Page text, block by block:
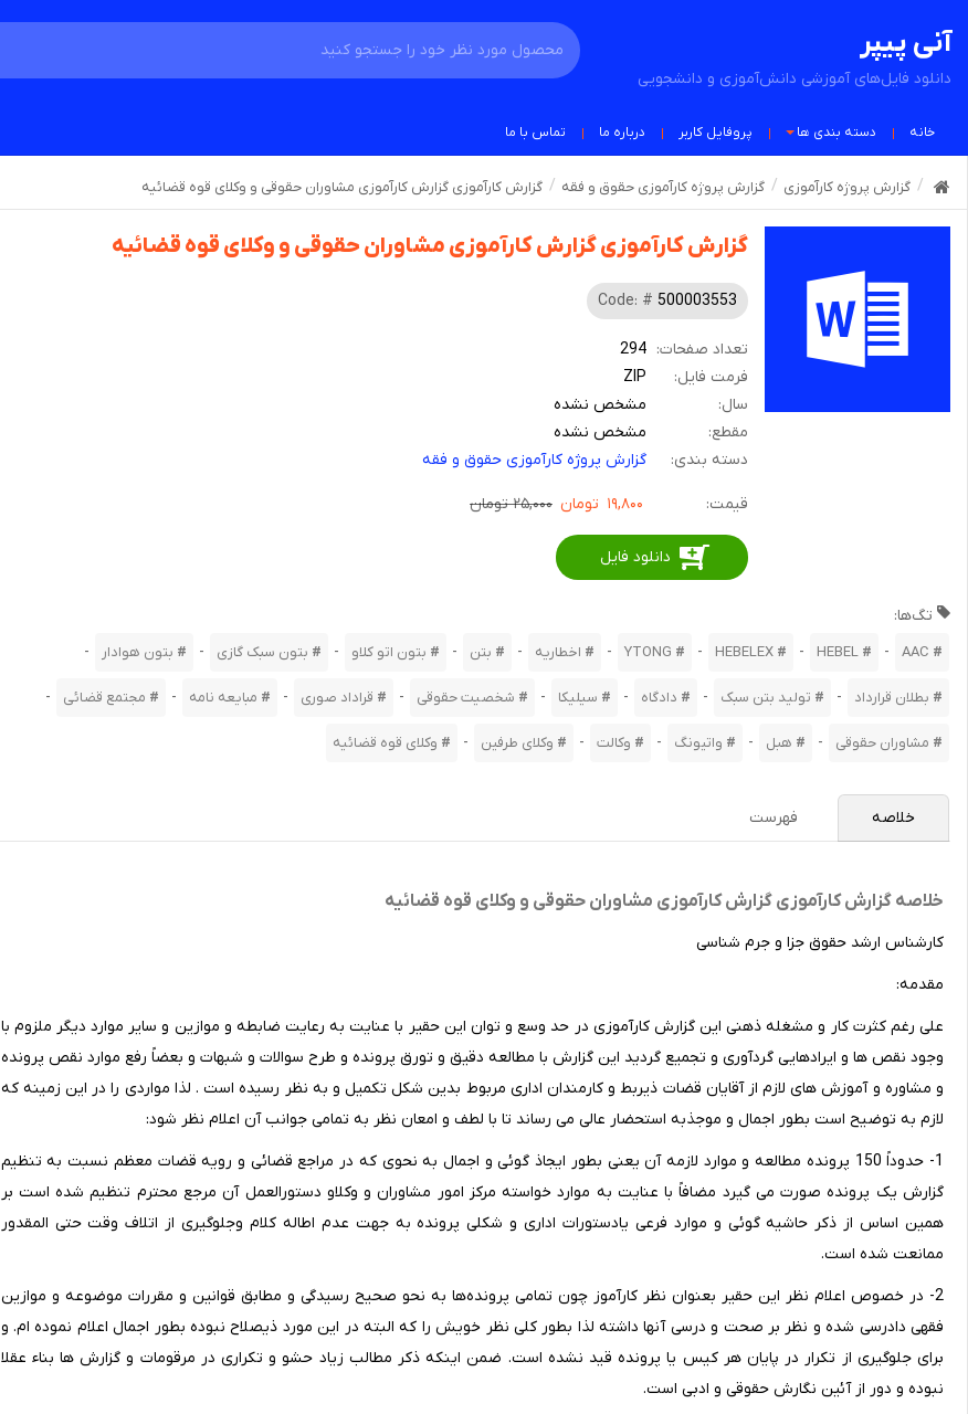
آنی پیپر
دانلود فایل‌های آموزشی دانش‌آموزی و دانشجویی
خانه دسته بندی ها پروفایل کاربر درباره ما تماس با ما
گزارش پروژه کارآموزی گزارش پروژه کارآموزی حقوق و فقه گزارش کارآموزی گزارش کارآموزی مشاوران حقوقی و وکلای قوه قضائیه
گزارش کارآموزی گزارش کارآموزی مشاوران حقوقی و وکلای قوه قضائیه
Code: # 500003553
تعداد صفحات: 294
فرمت فایل:
ZIP
سال:
مشخص نشده
مقطع:
مشخص نشده
دسته بندی:
گزارش پروژه کارآموزی حقوق و فقه
قیمت: ۱۹,۸۰۰ تومان ۲۵,۰۰۰ تومان
دانلود فایل
تگ‌ها:
AAC
-
HEBEL
-
HEBELEX
-
YTONG
- اخطاریه - بتن - بتون اتو کلاو - بتون سبک گازی - بتون هوادار -
بطلان قرارداد - تولید بتن سبک - دادگاه - سیلیکا - شخصیت حقوقی - قراداد صوری - مبایعه نامه - مجتمع قضائی -
مشاوران حقوقی - هبل - واتیونگ - وکالت - وکلای طرفین - وکلای قوه قضائیه
خلاصه فهرست
خلاصه گزارش کارآموزی گزارش کارآموزی مشاوران حقوقی و وکلای قوه قضائیه
کارشناس ارشد حقوق جزا و جرم شناسی
مقدمه:
علی رغم کثرت کار و مشغله ذهنی این گزارش کارآموزی در حد وسع و توان این حقیر با عنایت به رعایت ضابطه و موازین و سایر موارد دیگر ملزوم با
وجود نقص ها و ایرادهایی گردآوری و تجمیع گردید این گزارش با مطالعه دقیق و تورق پرونده و طرح سوالات و شبهات و بعضاً رفع موارد نقص پرونده
و مشاوره و آموزش های لازم از آقایان قضات ذیربط و کارمندان اداری مربوط بدین شکل تکمیل و به نظر رسیده است . لذا مواردی را در این زمینه که
لازم به توضیح است بطور اجمال و موجذبه استحضار عالی می رساند تا با لطف و امعان نظر به تمامی جوانب آن اعلام نظر شود:
1- حدوداً 150 پرونده مطالعه و موارد لازمه آن یعنی بطور ایجاذ گوئی و اجمال به نحوی که در مراجع قضائی و رویه قضات معظم نسبت به تنظیم
گزارش یک پرونده صورت می گیرد مضافاً با عنایت به موارد خواسته مرکز امور مشاوران و وکلاو دستورالعمل آن مرجع محترم تنظیم شده است بر
همین اساس از ذکر حاشیه گوئی و موارد فرعی یادستورات اداری و شکلی پرونده به جهت عدم اطاله کلام وجلوگیری از اتلاف وقت حتی المقدور
ممانعت شده است.
2- در خصوص اعلام نظر این حقیر بعنوان نظر کارآموز چون تمامی پرونده‌ها به نحو صحیح رسیدگی و مطابق قوانین و مقررات موضوعه و موازین
فقهی دادرسی شده و نظر بر صحت و درسی آنها داشته لذا بطور کلی نظر خویش را که البته در این مورد ذیصلاح نبوده بطور اجمال اعلام نموده ام. و
برای جلوگیری از تکرار در پایان هر کیس یا پرونده قید نشده است. ضمن اینکه ذکر مطالب زیاد حشو و تکراری در مرقومات و گزارش ها بناء عقلا
نبوده و دور از آئین نگارش حقوقی و ادبی است.